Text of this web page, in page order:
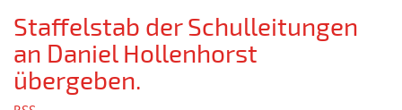
Staffelstab der Schulleitungen
an Daniel Hollenhorst
übergeben.